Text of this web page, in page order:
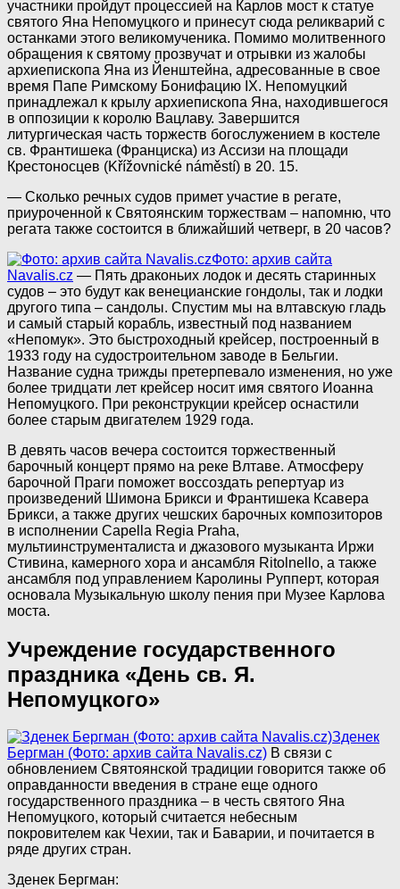
участники пройдут процессией на Карлов мост к статуе
святого Яна Непомуцкого и принесут сюда реликварий с
останками этого великомученика. Помимо молитвенного
обращения к святому прозвучат и отрывки из жалобы
архиепископа Яна из Йенштейна, адресованные в свое
время Папе Римскому Бонифацию IX. Непомуцкий
принадлежал к крылу архиепископа Яна, находившегося
в оппозиции к королю Вацлаву. Завершится
литургическая часть торжеств богослужением в костеле
св. Франтишека (Франциска) из Ассизи на площади
Крестоносцев (Křížovnické náměstí) в 20. 15.
— Сколько речных судов примет участие в регате,
приуроченной к Святоянским торжествам – напомню, что
регата также состоится в ближайший четверг, в 20 часов?
Фото: архив сайта
Navalis.cz — Пять драконьих лодок и десять старинных
судов – это будут как венецианские гондолы, так и лодки
другого типа – сандолы. Спустим мы на влтавскую гладь
и самый старый корабль, известный под названием
«Непомук». Это быстроходный крейсер, построенный в
1933 году на судостроительном заводе в Бельгии.
Название судна трижды претерпевало изменения, но уже
более тридцати лет крейсер носит имя святого Иоанна
Непомуцкого. При реконструкции крейсер оснастили
более старым двигателем 1929 года.
В девять часов вечера состоится торжественный
барочный концерт прямо на реке Влтаве. Атмосферу
барочной Праги поможет воссоздать репертуар из
произведений Шимона Брикси и Франтишека Ксавера
Брикси, а также других чешских барочных композиторов
в исполнении Capella Regia Praha,
мультиинструменталиста и джазового музыканта Иржи
Стивина, камерного хора и ансамбля Ritolnello, а также
ансамбля под управлением Каролины Рупперт, которая
основала Музыкальную школу пения при Музее Карлова
моста.
Учреждение государственного
праздника «День св. Я.
Непомуцкого»
Зденек
Бергман (Фото: архив сайта Navalis.cz) В связи с
обновлением Святоянской традиции говорится также об
оправданности введения в стране еще одного
государственного праздника – в честь святого Яна
Непомуцкого, который считается небесным
покровителем как Чехии, так и Баварии, и почитается в
ряде других стран.
Зденек Бергман: